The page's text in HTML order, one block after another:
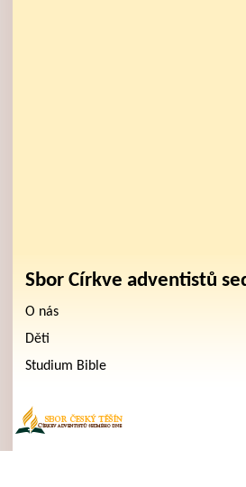
Sbor Církve adventistů
O nás
Děti
Studium Bible